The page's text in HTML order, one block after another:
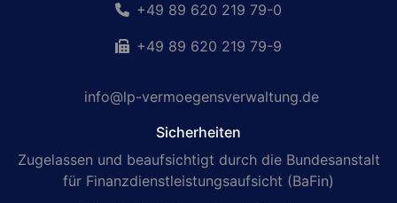
+49 89 620 219 79-0
+49 89 620 219 79-9
info@lp-vermoegensverwaltung.de
Sicherheiten
Zugelassen und beaufsichtigt durch die Bundesanstalt
für Finanzdienstleistungsaufsicht (BaFin)